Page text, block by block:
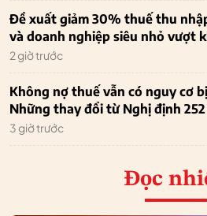
Đề xuất giảm 30% thuế thu
và doanh nghiệp siêu nhỏ vượt
2 giờ trước
Không nợ thuế vẫn có nguy cơ
Những thay đổi từ Nghị định 252
3 giờ trước
Đọc